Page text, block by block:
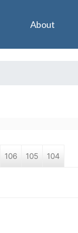
106 105 104
About